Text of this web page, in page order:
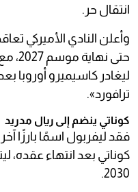
انتقال حر.
وأعلن النادي الأميركي
حتى
ليغادر كاسيميرو أوروبا
ترافورد».
كوناتي ينضم إلى ريال مدريد
فقد ليفربول اسمًا بارزًا
كوناتي بعد انتهاء عقده،
2030.